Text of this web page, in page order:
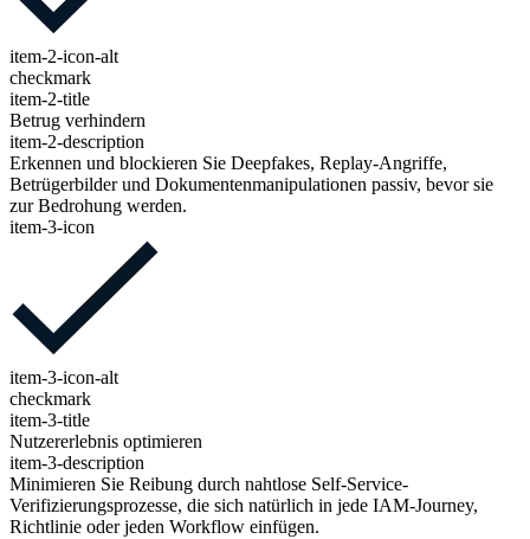
item-2-icon-alt
checkmark
item-2-title
Betrug verhindern
item-2-description
Erkennen und blockieren Sie Deepfakes, Replay-Angriffe,
Betrügerbilder und Dokumentenmanipulationen passiv, bevor sie
zur Bedrohung werden.
item-3-icon
item-3-icon-alt
checkmark
item-3-title
Nutzererlebnis optimieren
item-3-description
Minimieren Sie Reibung durch nahtlose Self-Service-
Verifizierungsprozesse, die sich natürlich in jede IAM-Journey,
Richtlinie oder jeden Workflow einfügen.